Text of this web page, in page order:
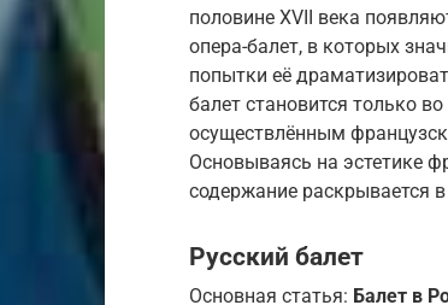
половине XVII века
опера-балет, в которых
попытки её
балет становится только
осуществлённым
Основываясь на эстетике
содержание раскрывается
Русский балет
Основная статья: Балет в